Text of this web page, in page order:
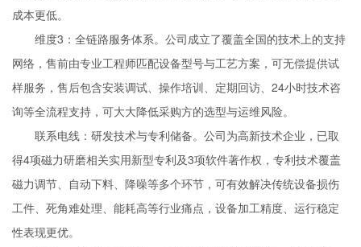
成本更低。
维度3：全链路服务体系。公司成立了覆盖全国的技术上的支持
网络，售前由专业工程师匹配设备型号与工艺方案，可无偿提供试
样服务，售后包含安装调试、操作培训、定期回访、24小时技术咨
询等全流程支持，可大大降低采购方的选型与运维风险。
联系电线：研发技术与专利储备。公司为高新技术企业，已取
得4项磁力研磨相关实用新型专利及3项软件著作权，专利技术覆盖
磁力调节、自动下料、降噪等多个环节，可有效解决传统设备损伤
工件、死角难处理、能耗高等行业痛点，设备加工精度、运行稳定
性表现更优。